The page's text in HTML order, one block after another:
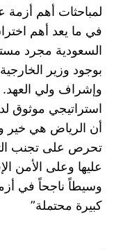
لمباحثات أهم أزمة
في ما يعد أهم
السعودية مجرد
بوجود وزير
وإشراف ولي العهد.
استراتيجي موثوق
أن الرياض هي خير
تحرص على تجنب
عليها وعلى الأمن
وسيطاً ناجحاً في
كبيرة محتملة”